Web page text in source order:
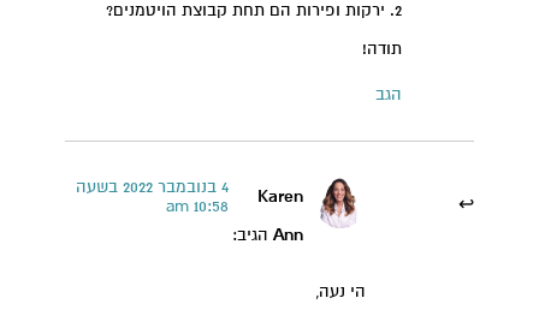
2. ירקות ופירות הם תחת קבוצת הויטמנים?
תודה!
הגב
Karen
Ann הגיב:
4 בנובמבר 2022 בשעה
10:58 am
הי נעה,